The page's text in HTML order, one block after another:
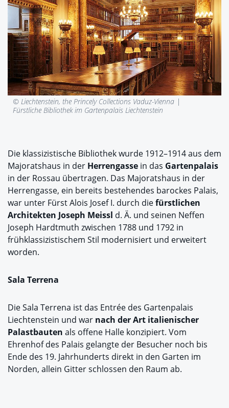
© Liechtenstein, the Princely Collections Vaduz-Vienna |
Fürstliche Bibliothek im Gartenpalais Liechtenstein
Die klassizistische Bibliothek wurde 1912–1914 aus dem
Majoratshaus in der Herrengasse in das Gartenpalais
in der Rossau übertragen. Das Majoratshaus in der
Herrengasse, ein bereits bestehendes barockes Palais,
war unter Fürst Alois Josef I. durch diefürstlichen
Architekten Joseph Meissl d. Ä. und seinen Neffen
Joseph Hardtmuth zwischen 1788 und 1792 in
frühklassizistischem Stil modernisiert und erweitert
worden.
Sala Terrena
Die Sala Terrena ist das Entrée des Gartenpalais
Liechtenstein und war nach der Art italienischer
Palastbauten als offene Halle konzipiert. Vom
Ehrenhof des Palais gelangte der Besucher noch bis
Ende des 19. Jahrhunderts direkt in den Garten im
Norden, allein Gitter schlossen den Raum ab.